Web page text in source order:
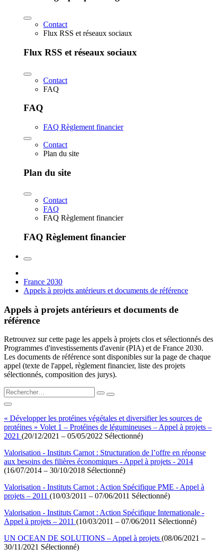
Contact
Flux RSS et réseaux sociaux
Flux RSS et réseaux sociaux
Contact
FAQ
FAQ
FAQ Règlement financier
Contact
Plan du site
Plan du site
Contact
FAQ
FAQ Règlement financier
FAQ Règlement financier
France 2030
Appels à projets antérieurs et documents de référence
Appels à projets antérieurs et documents de
référence
Retrouvez sur cette page les appels à projets clos et sélectionnés des
Programmes d'investissements d'avenir (PIA) et de France 2030.
Les documents de référence sont disponibles sur la page de chaque
appel (texte de l'appel, règlement financier, liste des projets
sélectionnés, composition des jurys).
« Développer les protéines végétales et diversifier les sources de
protéines » Volet 1 – Protéines de légumineuses – Appel à projets –
2021 (20/12/2021 – 05/05/2022 Sélectionné)
Valorisation - Instituts Carnot : Structuration de l’offre en réponse
aux besoins des filières économiques - Appel à projets - 2014
(16/07/2014 – 30/10/2018 Sélectionné)
Valorisation - Instituts Carnot : Action Spécifique PME - Appel à
projets – 2011 (10/03/2011 – 07/06/2011 Sélectionné)
Valorisation - Instituts Carnot : Action Spécifique Internationale -
Appel à projets – 2011 (10/03/2011 – 07/06/2011 Sélectionné)
UN OCEAN DE SOLUTIONS – Appel à projets (08/06/2021 –
30/11/2021 Sélectionné)